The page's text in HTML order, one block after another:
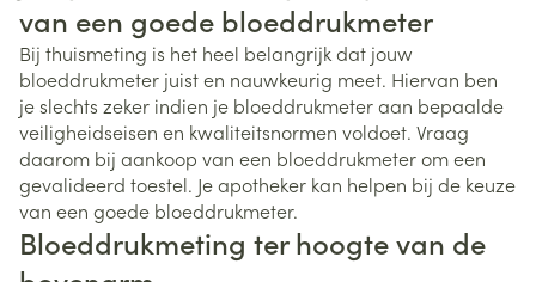
van een goede bloeddrukmeter
Bij thuismeting is het heel belangrijk dat jouw
bloeddrukmeter juist en nauwkeurig meet. Hiervan ben
je slechts zeker indien je bloeddrukmeter aan bepaalde
veiligheidseisen en kwaliteitsnormen voldoet. Vraag
daarom bij aankoop van een bloeddrukmeter om een
gevalideerd toestel. Je apotheker kan helpen bij de keuze
van een goede bloeddrukmeter.
Bloeddrukmeting ter hoogte van de